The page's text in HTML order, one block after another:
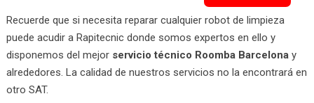
Recuerde que si necesita reparar cualquier robot de limpieza
puede acudir a Rapitecnic donde somos expertos en ello y
disponemos del mejor servicio técnico Roomba Barcelonay
alrededores. La calidad de nuestros servicios no la encontrará en
otro SAT.